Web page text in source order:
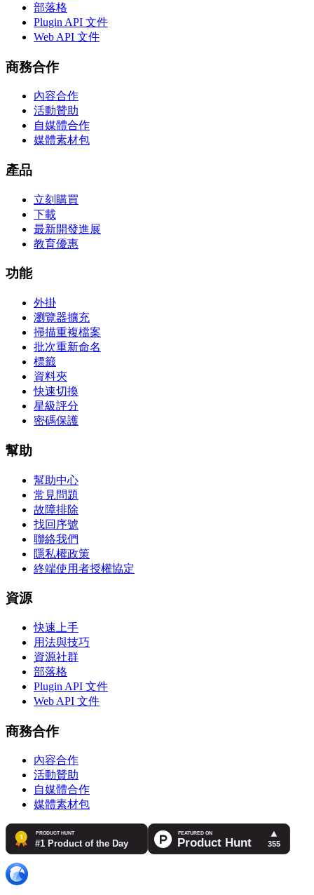
部落格
Plugin API 文件
Web API 文件
商務合作
內容合作
活動贊助
自媒體合作
媒體素材包
產品
立刻購買
下載
最新開發進展
教育優惠
功能
外掛
瀏覽器擴充
掃描重複檔案
批次重新命名
標籤
資料夾
快速切換
星級評分
密碼保護
幫助
幫助中心
常見問題
故障排除
找回序號
聯絡我們
隱私權政策
終端使用者授權協定
資源
快速上手
用法與技巧
資源社群
部落格
Plugin API 文件
Web API 文件
商務合作
內容合作
活動贊助
自媒體合作
媒體素材包